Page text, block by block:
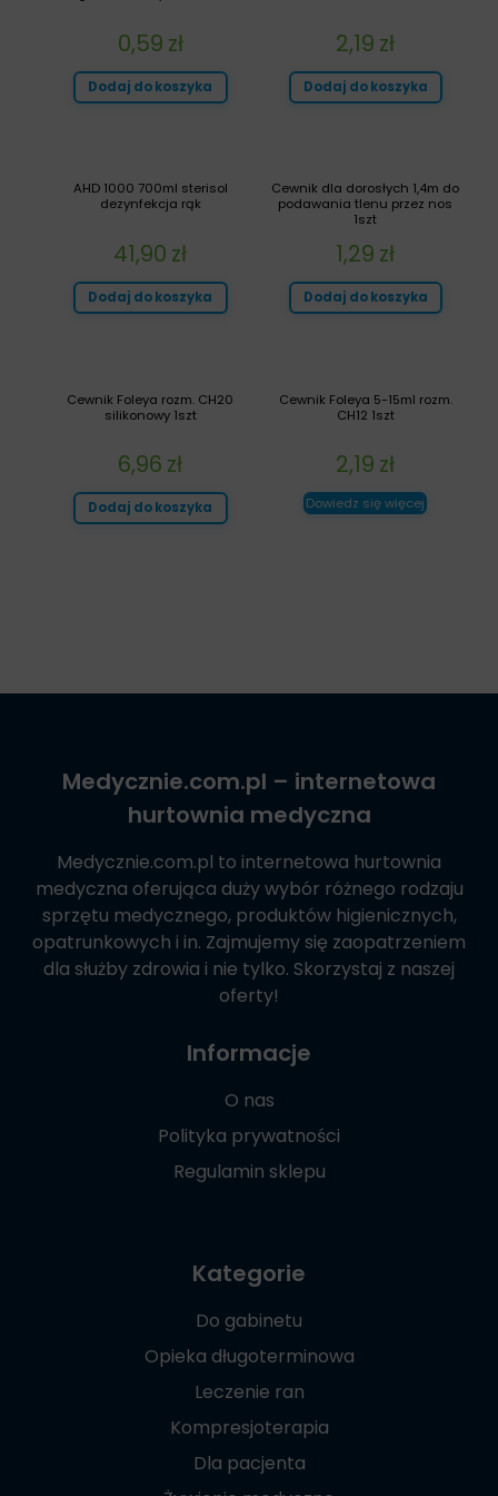
2,19 zł
Dodaj do koszyka
0,59 zł
Dodaj do koszyka
Cewnik dla dorosłych 1,4m do
podawania tlenu przez nos
1szt
1,29 zł
Dodaj do koszyka
AHD 1000 700ml sterisol
dezynfekcja rąk
41,90 zł
Dodaj do koszyka
Cewnik Foleya 5-15ml rozm.
CH12 1szt
2,19 zł
Dowiedz się więcej
Cewnik Foleya rozm. CH20
silikonowy 1szt
6,96 zł
Dodaj do koszyka
Medycznie.com.pl – internetowa
hurtownia medyczna
Medycznie.com.pl to internetowa hurtownia
medyczna oferująca duży wybór różnego rodzaju
sprzętu medycznego, produktów higienicznych,
opatrunkowych i in. Zajmujemy się zaopatrzeniem
dla służby zdrowia i nie tylko. Skorzystaj z naszej
oferty!
Informacje
O nas
Polityka prywatności
Regulamin sklepu
Kategorie
Do gabinetu
Opieka długoterminowa
Leczenie ran
Kompresjoterapia
Dla pacjenta